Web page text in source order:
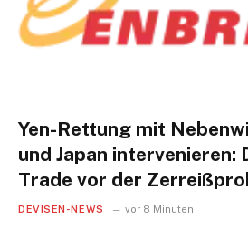
Yen-Rettung mit
und Japan intervenieren:
Trade vor der
DEVISEN-NEWS vor 8 Minuten